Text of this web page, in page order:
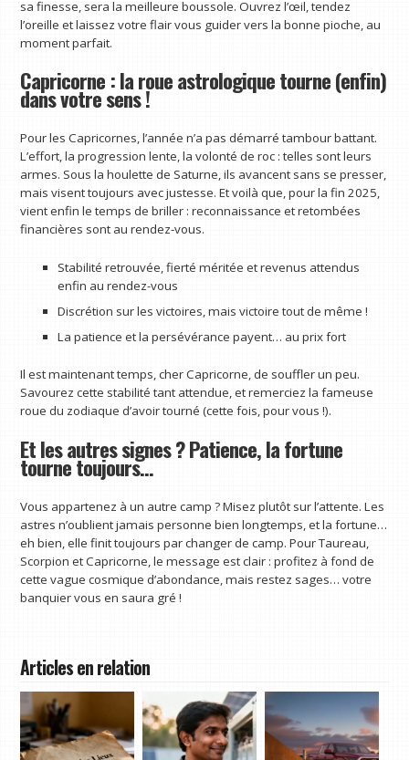
sa finesse, sera la meilleure boussole. Ouvrez l’œil, tendez
l’oreille et laissez votre flair vous guider vers la bonne pioche, au
moment parfait.
Capricorne : la roue astrologique tourne (enfin)
dans votre sens !
Pour les Capricornes, l’année n’a pas démarré tambour battant.
L’effort, la progression lente, la volonté de roc : telles sont leurs
armes. Sous la houlette de Saturne, ils avancent sans se presser,
mais visent toujours avec justesse. Et voilà que, pour la fin 2025,
vient enfin le temps de briller : reconnaissance et retombées
financières sont au rendez-vous.
Stabilité retrouvée, fierté méritée et revenus attendus
enfin au rendez-vous
Discrétion sur les victoires, mais victoire tout de même !
La patience et la persévérance payent… au prix fort
Il est maintenant temps, cher Capricorne, de souffler un peu.
Savourez cette stabilité tant attendue, et remerciez la fameuse
roue du zodiaque d’avoir tourné (cette fois, pour vous !).
Et les autres signes ? Patience, la fortune
tourne toujours…
Vous appartenez à un autre camp ? Misez plutôt sur l’attente. Les
astres n’oublient jamais personne bien longtemps, et la fortune…
eh bien, elle finit toujours par changer de camp. Pour Taureau,
Scorpion et Capricorne, le message est clair : profitez à fond de
cette vague cosmique d’abondance, mais restez sages… votre
banquier vous en saura gré !
Articles en relation